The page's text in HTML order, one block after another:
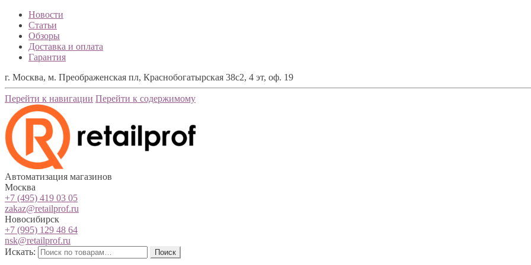
Новости
Статьи
Обзоры
Доставка и оплата
Гарантия
г. Москва, м. Преображенская пл, Краснобогатырская 38с2, 4 эт, оф. 19
Перейти к навигации Перейти к содержимому
Автоматизация магазинов
Москва
+7 (495) 419 03 05
zakaz@retailprof.ru
Новосибирск
+7 (995) 129 48 64
nsk@retailprof.ru
Искать:
Поиск